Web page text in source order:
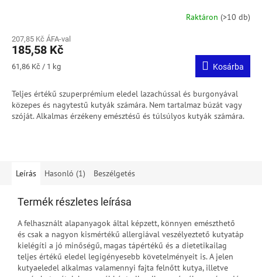
Raktáron (>10 db)
207,85 Kč ÁFA-val
185,58 Kč
Egységár:
61,86 Kč / 1 kg Kosárba
Teljes értékű szuperprémium eledel lazachússal és burgonyával
közepes és nagytestű kutyák számára. Nem tartalmaz búzát vagy
szóját. Alkalmas érzékeny emésztésű és túlsúlyos kutyák számára.
Leírás Hasonló (1) Beszélgetés
Termék részletes leírása
A felhasznált alapanyagok által képzett, könnyen emészthető
és csak a nagyon kismértékű allergiával veszélyeztető kutyatáp
kielégíti a jó minőségű, magas tápértékű és a dietetikailag
teljes értékű eledel legigényesebb követelményeit is. A jelen
kutyaeledel alkalmas valamennyi fajta felnőtt kutya, illetve